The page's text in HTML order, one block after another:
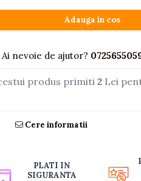
Adauga in cos
Ai nevoie de ajutor?
produs primiti2 Lei
Cere informatii
PLATI IN
SIGURANTA